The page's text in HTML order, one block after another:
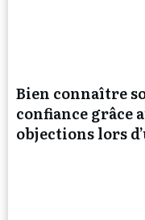
Bien connaître
confiance grâce
objections lors